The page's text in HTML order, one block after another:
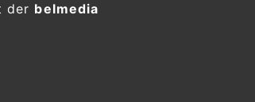
der belmedia